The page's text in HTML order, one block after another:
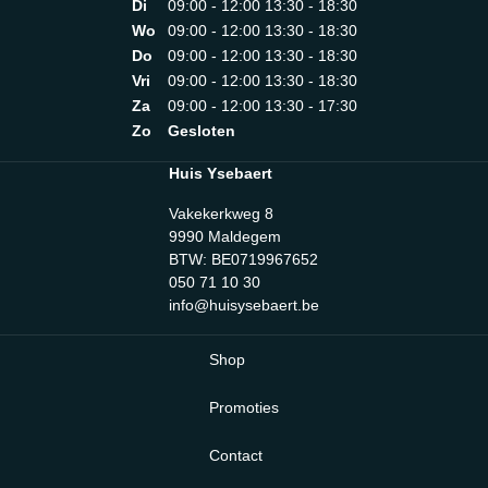
gewicht (kg): 3.500 kgVerpakte breedte: 366 mmVerpakte
diepte: 224 mmVerpakte hoogte: 248 mm
bedieningsknoppenBreedte sleuven: 36 mmAutomatische
pop-up: JaGeluidssignaal einde cyclus: NoKruimelbakje:
JaMateriaal kruimelbakje: StaalAnti-slip voetjes:
AANSLUITINGVermogen: 950 WSpanning: 220-240
VFrequentie (Hz): 50/60 HzLengte stroomkabel: 1
mLOGISTIEKE INFORMATIEProduct breedte:
198mmProduct afmetingen: 198 x 310 (325 with ball lever
gewicht (kg): 3.500 kgVerpakte breedte: 366 mmVerpakte
diepte: 224 mmVerpakte hoogte: 248 mm
Di
09:00 - 12:00 13:30 - 18:30
Wo
09:00 - 12:00 13:30 - 18:30
Do
09:00 - 12:00 13:30 - 18:30
Vri
09:00 - 12:00 13:30 - 18:30
Za
09:00 - 12:00 13:30 - 17:30
Zo
Gesloten
Huis Ysebaert
Vakekerkweg 8
9990 Maldegem
BTW: BE0719967652
050 71 10 30
info@huisysebaert.be
Shop
Promoties
Contact